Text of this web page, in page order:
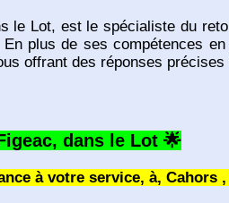
le Lot, est le spécialiste du
plus de ses compétences
offrant des réponses précises
dans le Lot 🌟
à votre service, à, Cahors